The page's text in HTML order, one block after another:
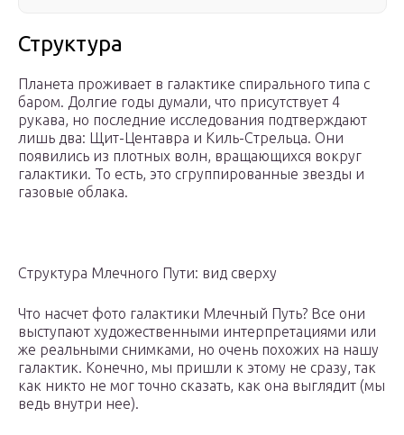
Структура
Планета проживает в галактике спирального типа с
баром. Долгие годы думали, что присутствует 4
рукава, но последние исследования подтверждают
лишь два: Щит-Центавра и Киль-Стрельца. Они
появились из плотных волн, вращающихся вокруг
галактики. То есть, это сгруппированные звезды и
газовые облака.
Структура Млечного Пути: вид сверху
Что насчет фото галактики Млечный Путь? Все они
выступают художественными интерпретациями или
же реальными снимками, но очень похожих на нашу
галактик. Конечно, мы пришли к этому не сразу, так
как никто не мог точно сказать, как она выглядит (мы
ведь внутри нее).